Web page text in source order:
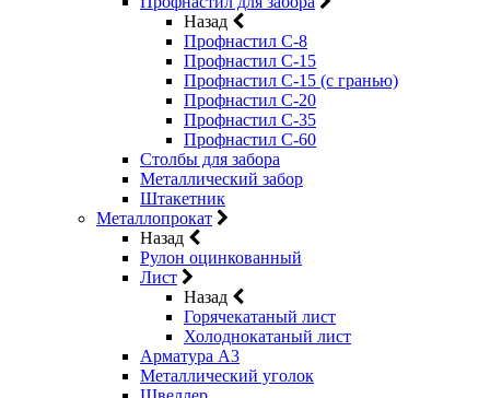
Назад
Профнастил С-8
Профнастил С-15
Профнастил С-15 (с гранью)
Профнастил С-20
Профнастил С-35
Профнастил С-60
Столбы для забора
Металлический забор
Штакетник
Металлопрокат
Назад
Рулон оцинкованный
Лист
Назад
Горячекатаный лист
Холоднокатаный лист
Арматура А3
Металлический уголок